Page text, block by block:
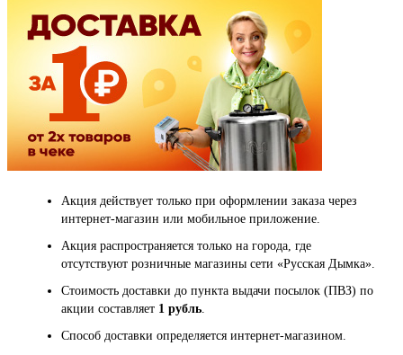
Акция действует только при оформлении заказа через
интернет-магазин или мобильное приложение.
Акция распространяется только на города, где
отсутствуют розничные магазины сети «Русская Дымка».
Стоимость доставки до пункта выдачи посылок (ПВЗ) по
акции составляет 1 рубль.
Способ доставки определяется интернет-магазином.